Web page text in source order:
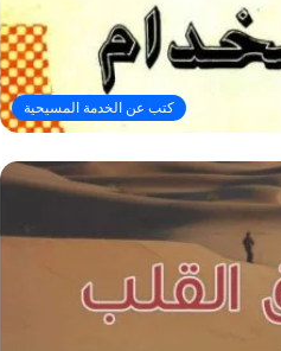
كتب عن الخدمة المسيحية